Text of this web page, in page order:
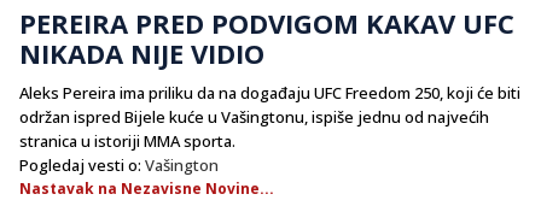
PEREIRA PRED PODVIGOM KAKAV UFC
NIKADA NIJE VIDIO
​Aleks Pereira ima priliku da na događaju UFC Freedom 250, koji će biti
održan ispred Bijele kuće u Vašingtonu, ispiše jednu od najvećih
stranica u istoriji MMA sporta.
Pogledaj vesti o: Vašington
Nastavak na Nezavisne Novine...